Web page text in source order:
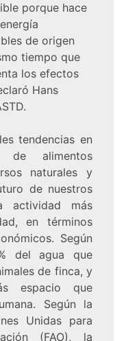
porque hace
de origen
tiempo que
los efectos
Hans
tendencias en
de alimentos
naturales y
de nuestros
actividad más
en términos
Según
del agua que
de finca, y
espacio que
Según la
Unidas para
(FAO), la